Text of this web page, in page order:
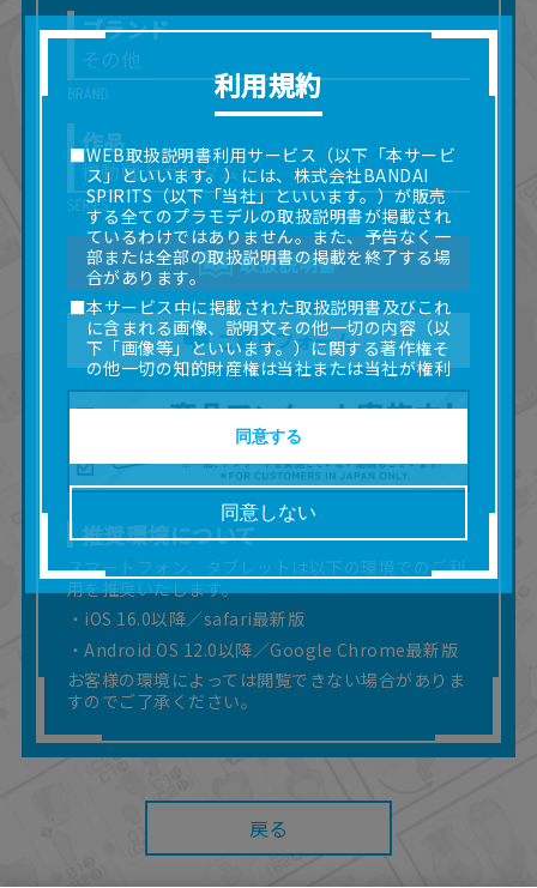
ブランド
その他
作品
機動戦士ガンダム
取扱説明書
ご意見フォーム
推奨環境について
スマートフォン、タブレットは以下の環境でのご利
用を推奨いたします。
・iOS 16.0以降／safari最新版
・Android OS 12.0以降／Google Chrome最新版
お客様の環境によっては閲覧できない場合がありま
すのでご了承ください。
戻る
利用規約
■WEB取扱説明書利用サービス（以下「本サービ
ス」といいます。）には、株式会社BANDAI
SPIRITS（以下「当社」といいます。）が販売
する全てのプラモデルの取扱説明書が掲載され
ているわけではありません。また、予告なく一
部または全部の取扱説明書の掲載を終了する場
合があります。
■本サービス中に掲載された取扱説明書及びこれ
に含まれる画像、説明文その他一切の内容（以
下「画像等」といいます。）に関する著作権そ
の他一切の知的財産権は当社または当社が権利
の許諾を受ける第三者に帰属します。
使用（本サービス内の意見投稿の目的での画像
等の利用を含みます。）を超えて使用（複製、
複写、改変、掲示、頒布、配信、販売、出版等
を含むがこれに限りません。）することは禁止
いたします。
■掲載している取扱説明書は、お客様が購入され
た商品に同梱されたものと異なる場合がありま
す。
■対象商品仕様の変更などにより、取扱説明書の
内容は予告なく変更される場合があります。
■当社は、取扱説明書の正確性確保に努めており
ますが、取扱説明書の完全性を保証するもので
はありません。
■お客様のご利用環境によっては、本サービスを
ご利用いただけない場合があります。
かったことにより利用者に何らかの損害が生じ
たとしても、当社は何らの責任を負いません。
また、本サイトを利用したことによって、利用
同意しない
同意する